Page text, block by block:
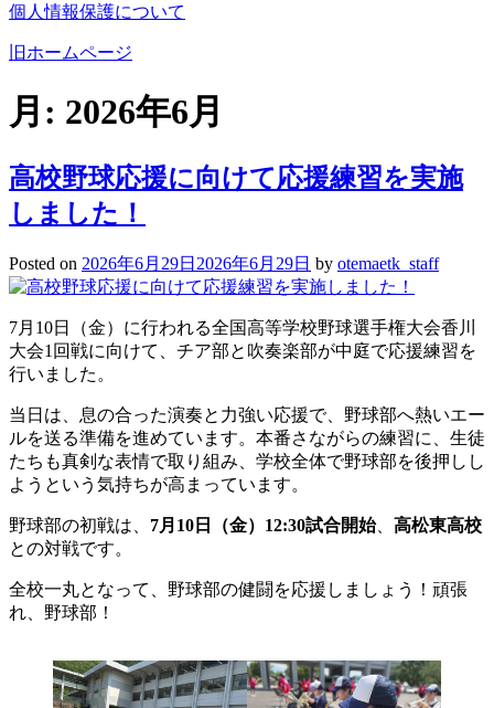
個人情報保護について
旧ホームページ
月: 2026年6月
高校野球応援に向けて応援練習を実施
しました！
Posted on 2026年6月29日 2026年6月29日 by otemaetk_staff
7月10日（金）に行われる全国高等学校野球選手権大会香川
大会1回戦に向けて、チア部と吹奏楽部が中庭で応援練習を
行いました。
当日は、息の合った演奏と力強い応援で、野球部へ熱いエー
ルを送る準備を進めています。本番さながらの練習に、生徒
たちも真剣な表情で取り組み、学校全体で野球部を後押しし
ようという気持ちが高まっています。
野球部の初戦は、 7月10日（金）12:30試合開始、 高松東高校
との対戦です。
全校一丸となって、野球部の健闘を応援しましょう！頑張
れ、野球部！